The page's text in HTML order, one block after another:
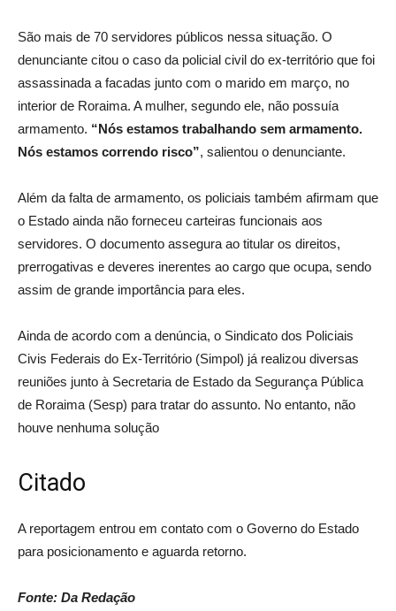
São mais de 70 servidores públicos nessa situação. O
denunciante citou o caso da policial civil do ex-território que foi
assassinada a facadas junto com o marido em março, no
interior de Roraima. A mulher, segundo ele, não possuía
armamento. “Nós estamos trabalhando sem armamento.
Nós estamos correndo risco”, salientou o denunciante.
Além da falta de armamento, os policiais também afirmam que
o Estado ainda não forneceu carteiras funcionais aos
servidores. O documento assegura ao titular os direitos,
prerrogativas e deveres inerentes ao cargo que ocupa, sendo
assim de grande importância para eles.
Ainda de acordo com a denúncia, o Sindicato dos Policiais
Civis Federais do Ex-Território (Simpol) já realizou diversas
reuniões junto à Secretaria de Estado da Segurança Pública
de Roraima (Sesp) para tratar do assunto. No entanto, não
houve nenhuma solução
Citado
A reportagem entrou em contato com o Governo do Estado
para posicionamento e aguarda retorno.
Fonte: Da Redação